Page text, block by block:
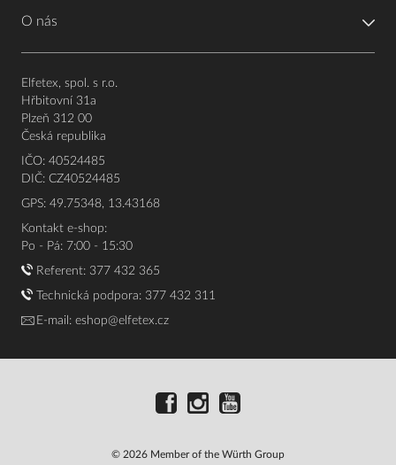
O nás
Elfetex, spol. s r.o.
Hřbitovní 31a
Plzeň 312 00
Česká republika
IČO: 40524485
DIČ: CZ40524485
GPS: 49.75348, 13.43168
Kontakt e-shop:
Po - Pá: 7:00 - 15:30
Referent: 377 432 365
Technická podpora: 377 432 311
E-mail: eshop@elfetex.cz
© 2026 Member of the Würth Group